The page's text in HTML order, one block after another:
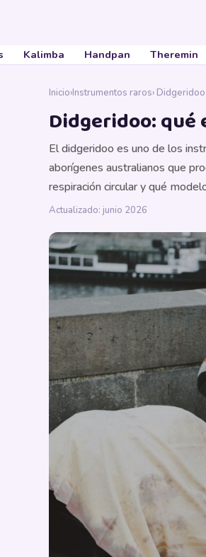
Kalimba Handpan Theremin
Inicio›Instrumentos raros› Didgeridoo
Didgeridoo: qué
El didgeridoo es uno de los
aborígenes australianos que
respiración circular y qué
Actualizado: junio 2026